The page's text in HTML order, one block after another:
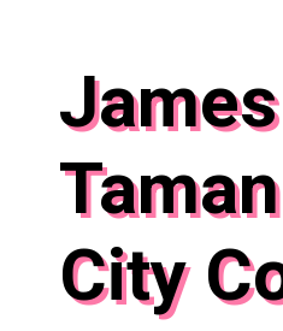
City